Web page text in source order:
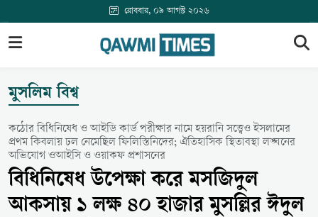
রোববার, ০৯ আগস্ট ২০২৬
মুসলিম বিশ্ব
কঠোর বিধিনিষেধ ও আইডি কার্ড পরীক্ষার নামে হয়রানি সত্ত্বেও ইসলামের
প্রথম কিবলায় ঢল নেমেছিল ফিলিস্তিনিদের; ঐতিহাসিক স্থিতাবস্থা লঙ্ঘনের
অভিযোগ ওআইসি ও ওয়াকফ প্রশাসনের
বিধিনিষেধ উপেক্ষা করে মসজিদুল
আকসায় ১ লক্ষ ৪০ হাজার মুসল্লির ঈদুল